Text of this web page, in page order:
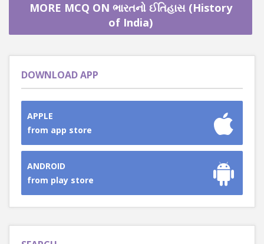
MORE MCQ ON ભારતનો ઈતિહાસ (History
of India)
DOWNLOAD APP
APPLE
from app store
ANDROID
from play store